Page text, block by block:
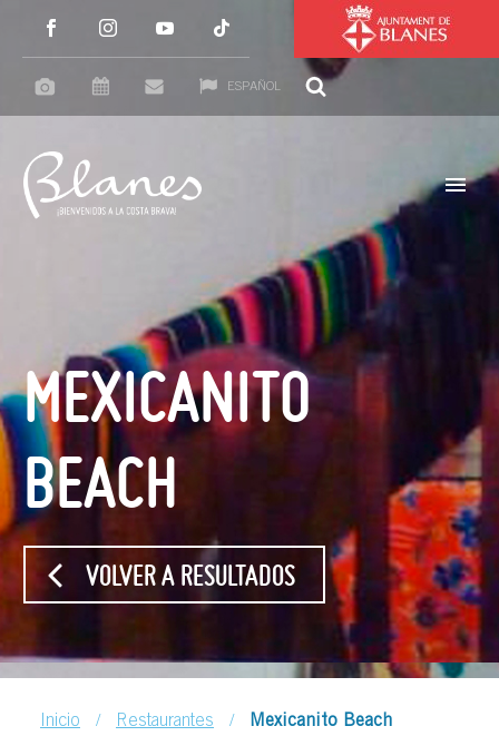
ESPAÑOL
MEXICANITO
BEACH
VOLVER A RESULTADOS
Inicio / Restaurantes / Mexicanito Beach